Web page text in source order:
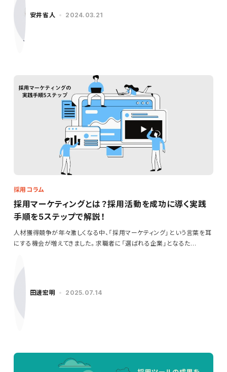
安井省人 2024.03.21
採用コラム
採用マーケティングとは？採用活動を成功に導く実践
手順を5ステップで解説！
人材獲得競争が年々激しくなる中、「採用マーケティング」という言葉を耳
にする機会が増えてきました。求職者に「選ばれる企業」となるた…
田邊宏明 2025.07.14